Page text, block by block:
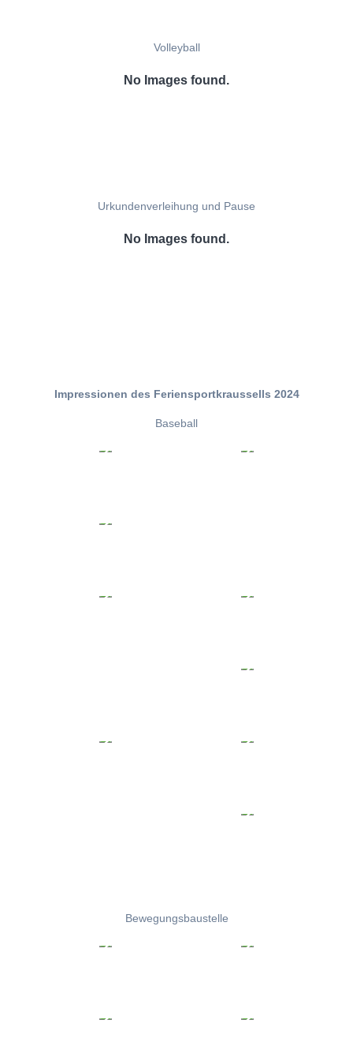
Volleyball
No Images found.
Urkundenverleihung und Pause
No Images found.
Impressionen des Feriensportkraussells 2024
Baseball
Bewegungsbaustelle